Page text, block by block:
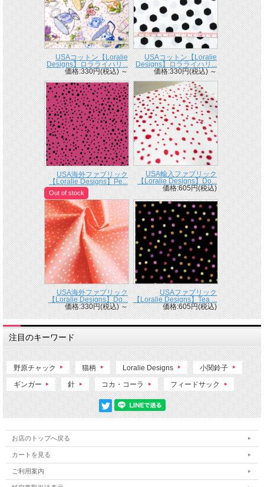
USAコットン【Loralie
Designs】ロラライハリ...
価格:330円(税込)～
USAコットン【Loralie
Designs】ロラライハリ...
価格:330円(税込)～
USA海外ファブリック
【Loralie Designs】Pe...
Out of stock
USA輸入ファブリック
【Loralie Designs】Do...
価格:605円(税込)
USA海外ファブリック
【Loralie Designs】Do...
価格:330円(税込)～
USAファブリック
【Loralie Designs】Tea ...
価格:605円(税込)
注目のキーワード
野原チャック 猫柄 Loralie Designs 小関鈴子
ギンガー 針 コカ・コーラ フィードサック
お店のトップへ戻る
カートを見る
ご利用案内